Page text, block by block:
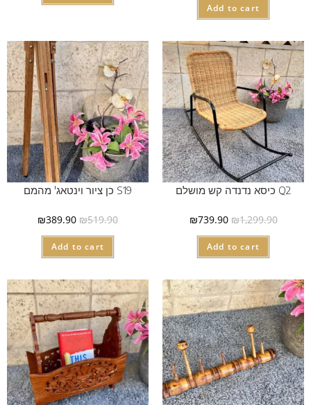
Add to cart
Q2 כיסא נדנדה קש מושלם
₪1,299.90
₪739.90
Add to cart
S19 כן ציור וינטאג' מהמם
₪519.90
₪389.90
Add to cart